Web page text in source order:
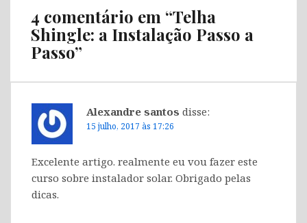
4 comentário em “Telha
Shingle: a Instalação Passo a
Passo”
Alexandre santos disse:
15 julho, 2017 às 17:26
Excelente artigo. realmente eu vou fazer este
curso sobre instalador solar. Obrigado pelas
dicas.